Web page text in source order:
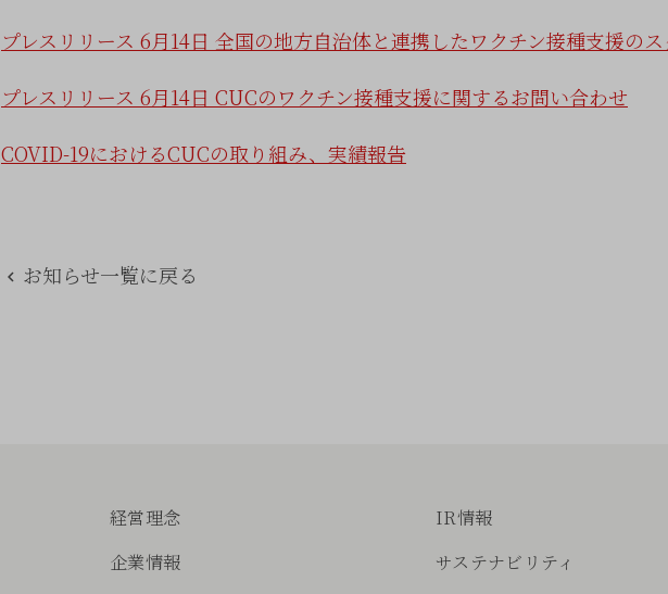
プレスリリース 6月14日 全国の地方自治体と連携したワクチン接種支援の
プレスリリース 6月14日 CUCのワクチン接種支援に関するお問い合わせ
COVID-19におけるCUCの取り組み、実績報告
お知らせ一覧に戻る
経営理念
企業情報
IR情報
サステナビリティ